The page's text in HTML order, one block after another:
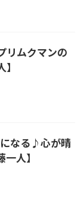
リムクマンの
なる♪心が晴
人】